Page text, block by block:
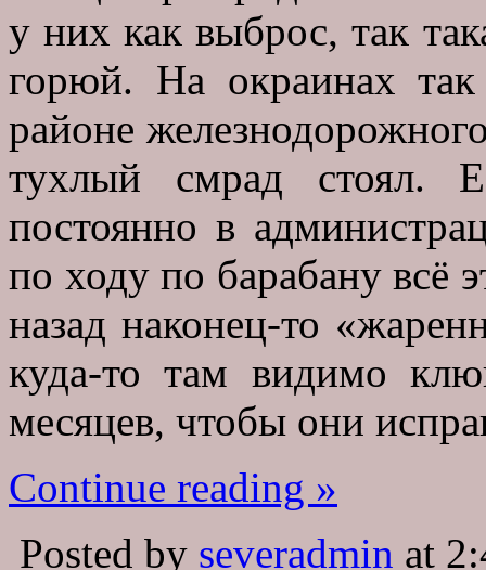
у них как выброс, так
горюй. На окраинах
районе
тухлый смрад стоял.
постоянно в
по ходу по барабану всё
назад наконец-то
куда-то там видимо
месяцев, чтобы они
Continue reading »
Posted by severadmin at